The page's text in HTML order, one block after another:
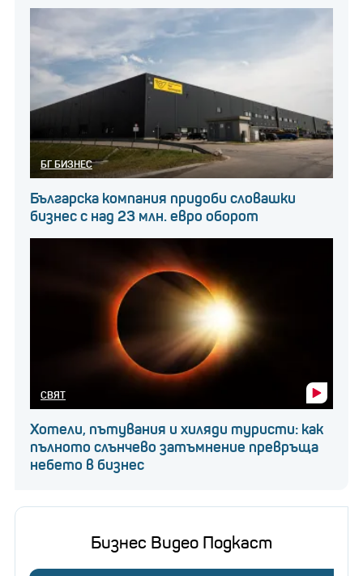
БГ БИЗНЕС
Българска компания придоби словашки
бизнес с над 23 млн. евро оборот
СВЯТ
Хотели, пътувания и хиляди туристи: как
пълното слънчево затъмнение превръща
небето в бизнес
Бизнес Видео Подкаст